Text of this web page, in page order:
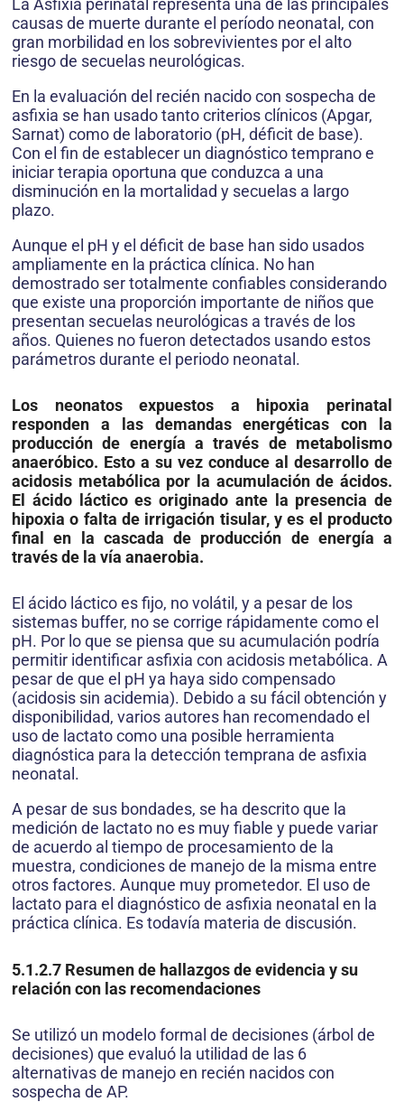
La Asfixia perinatal representa una de las principales
causas de muerte durante el período neonatal, con
gran morbilidad en los sobrevivientes por el alto
riesgo de secuelas neurológicas.
En la evaluación del recién nacido con sospecha de
asfixia se han usado tanto criterios clínicos (Apgar,
Sarnat) como de laboratorio (pH, déficit de base).
Con el fin de establecer un diagnóstico temprano e
iniciar terapia oportuna que conduzca a una
disminución en la mortalidad y secuelas a largo
plazo.
Aunque el pH y el déficit de base han sido usados
ampliamente en la práctica clínica. No han
demostrado ser totalmente confiables considerando
que existe una proporción importante de niños que
presentan secuelas neurológicas a través de los
años. Quienes no fueron detectados usando estos
parámetros durante el periodo neonatal.
Los neonatos expuestos a hipoxia perinatal
responden a las demandas energéticas con la
producción de energía a través de metabolismo
anaeróbico. Esto a su vez conduce al desarrollo de
acidosis metabólica por la acumulación de ácidos.
El ácido láctico es originado ante la presencia de
hipoxia o falta de irrigación tisular, y es el producto
final en la cascada de producción de energía a
través de la vía anaerobia.
El ácido láctico es fijo, no volátil, y a pesar de los
sistemas buffer, no se corrige rápidamente como el
pH. Por lo que se piensa que su acumulación podría
permitir identificar asfixia con acidosis metabólica. A
pesar de que el pH ya haya sido compensado
(acidosis sin acidemia). Debido a su fácil obtención y
disponibilidad, varios autores han recomendado el
uso de lactato como una posible herramienta
diagnóstica para la detección temprana de asfixia
neonatal.
A pesar de sus bondades, se ha descrito que la
medición de lactato no es muy fiable y puede variar
de acuerdo al tiempo de procesamiento de la
muestra, condiciones de manejo de la misma entre
otros factores. Aunque muy prometedor. El uso de
lactato para el diagnóstico de asfixia neonatal en la
práctica clínica. Es todavía materia de discusión.
5.1.2.7 Resumen de hallazgos de evidencia y su
relación con las recomendaciones
Se utilizó un modelo formal de decisiones (árbol de
decisiones) que evaluó la utilidad de las 6
alternativas de manejo en recién nacidos con
sospecha de AP.